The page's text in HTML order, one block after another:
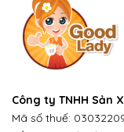
Công ty TNHH Sản
Mã số thuế: